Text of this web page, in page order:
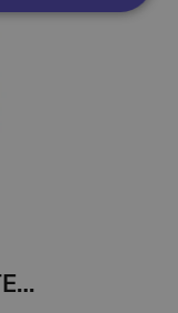
Spēle UNO ELITE F1